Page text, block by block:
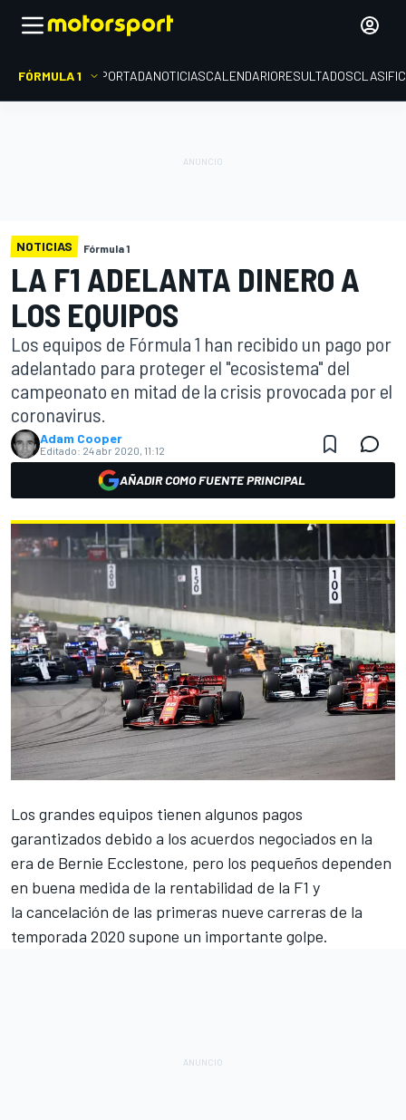
FÓRMULA 1 PORTADANOTICIASCALENDARIORESULTADOS
NOTICIAS Fórmula 1
LA F1 ADELANTA DINERO A
LOS EQUIPOS
Los equipos de Fórmula 1 han recibido un pago por
adelantado para proteger el "ecosistema" del
campeonato en mitad de la crisis provocada por el
coronavirus.
Adam Cooper
Editado: 24 abr 2020, 11:12
AÑADIR COMO FUENTE PRINCIPAL
Los grandes equipos tienen algunos pagos
garantizados debido a los acuerdos negociados en la
era de Bernie Ecclestone, pero los pequeños dependen
en buena medida de la rentabilidad de la F1 y
la cancelación de las primeras nueve carreras de la
temporada 2020 supone un importante golpe.